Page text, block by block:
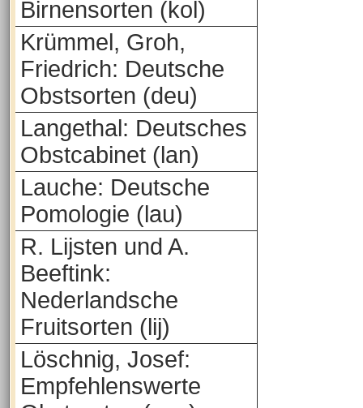
Birnensorten (kol)
Krümmel, Groh,
Friedrich: Deutsche
Obstsorten (deu)
Langethal: Deutsches
Obstcabinet (lan)
Lauche: Deutsche
Pomologie (lau)
R. Lijsten und A.
Beeftink:
Nederlandsche
Fruitsorten (lij)
Löschnig, Josef:
Empfehlenswerte